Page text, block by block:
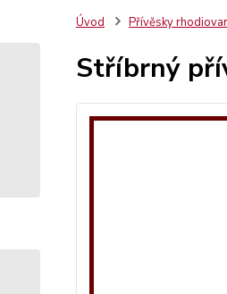
Úvod Přívěsky
Stříbrný